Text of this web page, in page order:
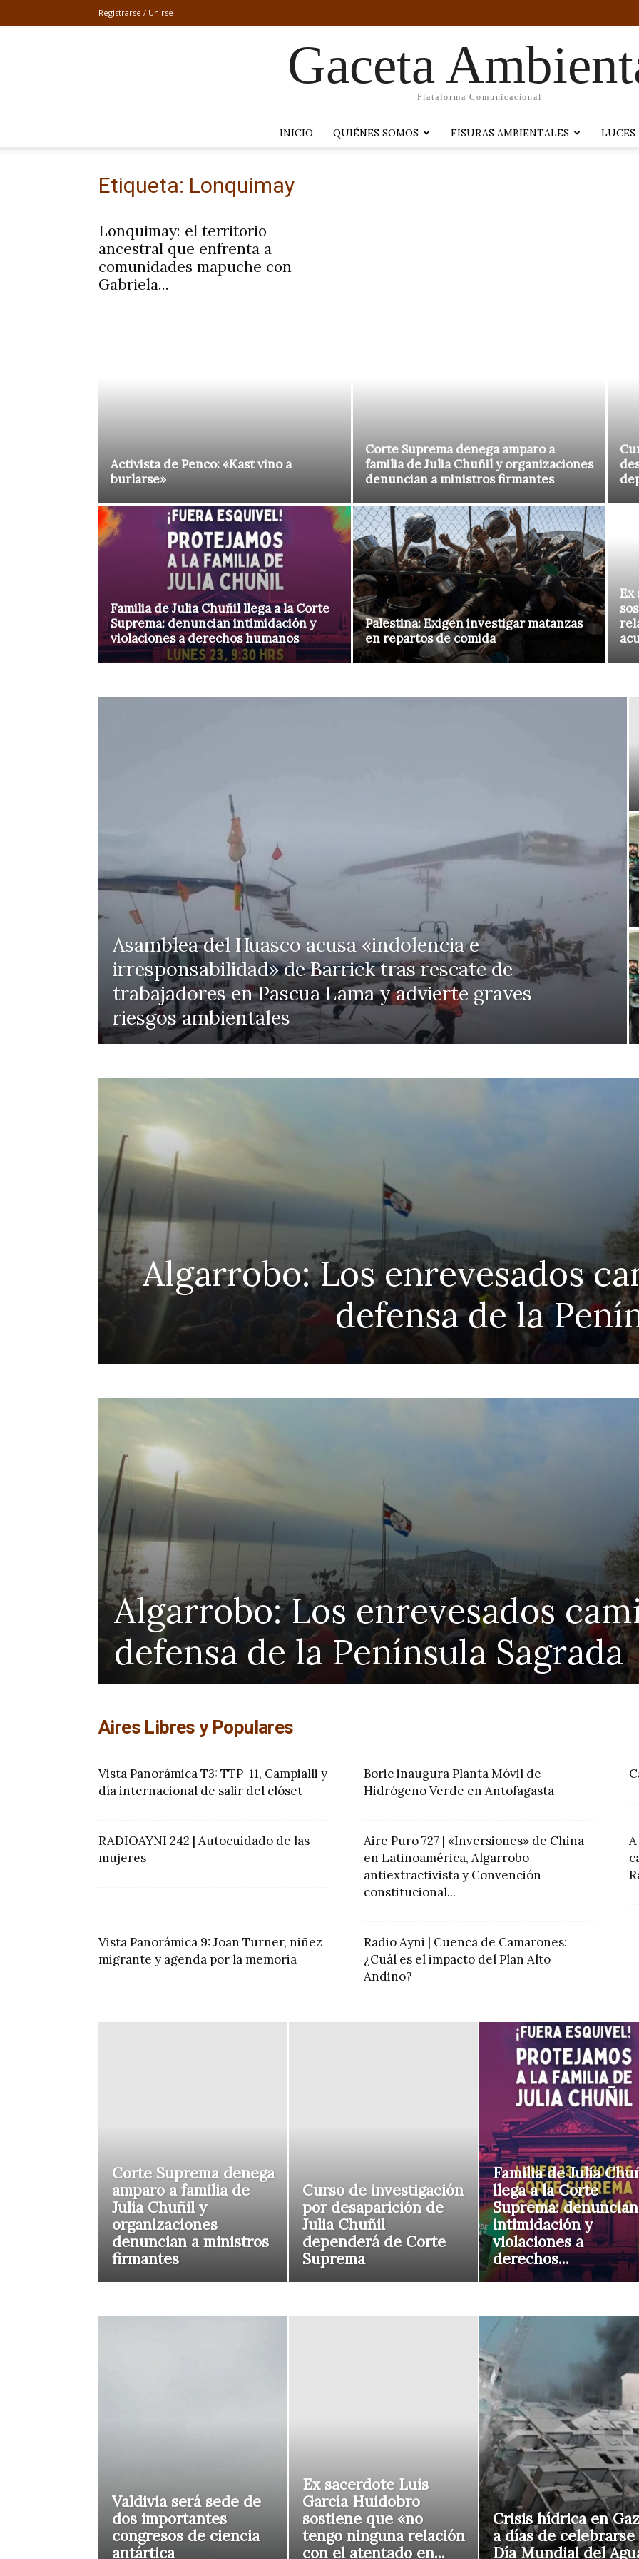
Registrarse / Unirse
Gaceta
Plataforma Comunicacional
INICIO QUIÉNES SOMOS FISURAS AMBIENTALES LUCES
Etiqueta: Lonquimay
Lonquimay: el territorio
ancestral que enfrenta a
comunidades mapuche con
Gabriela...
Activista de Penco: «Kast vino a
burlarse»
Corte Suprema denega amparo a
familia de Julia Chuñil y organizaciones
denuncian a ministros firmantes
Familia de Julia Chuñil llega a la Corte
Suprema: denuncian intimidación y
violaciones a derechos humanos
Palestina: Exigen investigar matanzas
en repartos de comida
Ex
Asamblea del Huasco acusa «indolencia e
irresponsabilidad» de Barrick tras rescate de
trabajadores en Pascua Lama y advierte graves
riesgos ambientales
Algarrobo: Los enrevesados
defensa de la
Algarrobo: Los enrevesados
defensa de la Península Sagrada
Aires Libres y Populares
Vista Panorámica T3: TTP-11, Campialli y
día internacional de salir del clóset
Boric inaugura Planta Móvil de
Hidrógeno Verde en Antofagasta
RADIOAYNI 242 | Autocuidado de las
mujeres
Aire Puro 727 | «Inversiones» de China
en Latinoamérica, Algarrobo
antiextractivista y Convención
constitucional...
Vista Panorámica 9: Joan Turner, niñez
migrante y agenda por la memoria
Radio Ayni | Cuenca de Camarones:
¿Cuál es el impacto del Plan Alto
Andino?
Corte Suprema denega
amparo a familia de
Julia Chuñil y
organizaciones
denuncian a ministros
firmantes
Curso de investigación
por desaparición de
Julia Chuñil
dependerá de Corte
Suprema
Familia de Julia
llega a la Corte
Suprema: denuncian
intimidación y
violaciones a
derechos...
Valdivia será sede de
dos importantes
congresos de ciencia
antártica
Ex sacerdote Luis
García Huidobro
sostiene que «no
tengo ninguna relación
con el atentado en...
Crisis hídrica en
a días de celebrarse
Día Mundial del